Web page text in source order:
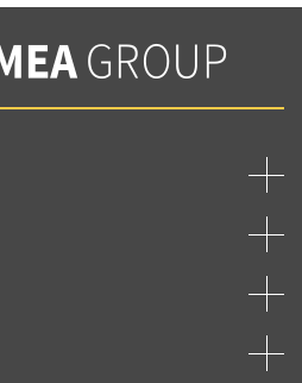
политикой